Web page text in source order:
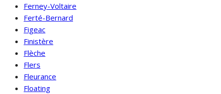
Ferney-Voltaire
Ferté-Bernard
Figeac
Finistère
Flèche
Flers
Fleurance
Floating